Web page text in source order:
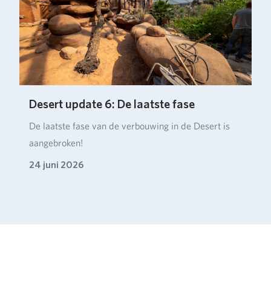
Desert update 6: De laatste fase
De laatste fase van de verbouwing in de Desert is
aangebroken!
24 juni 2026